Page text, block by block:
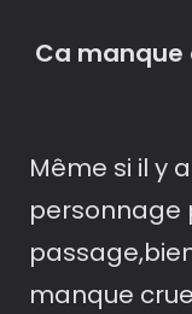
Ca
Même si il y
personnage
manque